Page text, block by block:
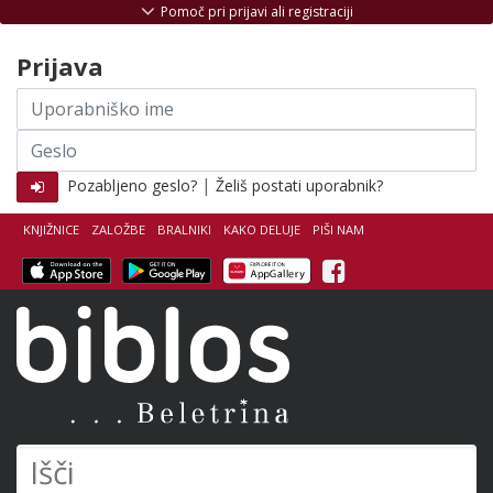
KNJIŽNICE ZALOŽBE BRALNIKI KAKO DELUJE PIŠI NAM
Facebook
Pomoč pri prijavi ali registraciji
Prijava
Uporabniško
ime
Geslo
Pozabljeno geslo? | Želiš postati uporabnik?